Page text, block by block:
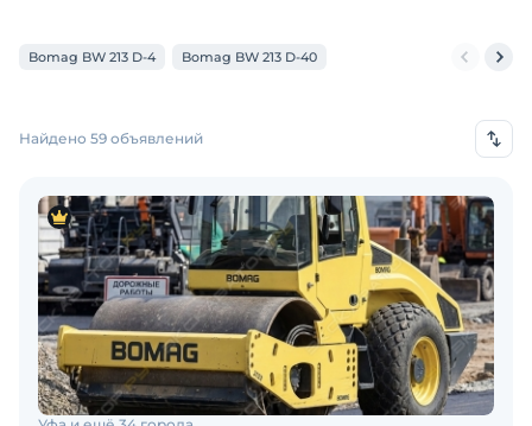
Bomag BW 213 D-4 Bomag BW 213 D-40
Найдено 59 объявлений